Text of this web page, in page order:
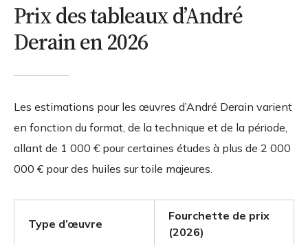
Prix des tableaux d’André
Derain en 2026
Les estimations pour les œuvres d’André Derain varient
en fonction du format, de la technique et de la période,
allant de 1 000 € pour certaines études à plus de 2 000
000 € pour des huiles sur toile majeures.
Type d’œuvre
Fourchette de prix
(2026)